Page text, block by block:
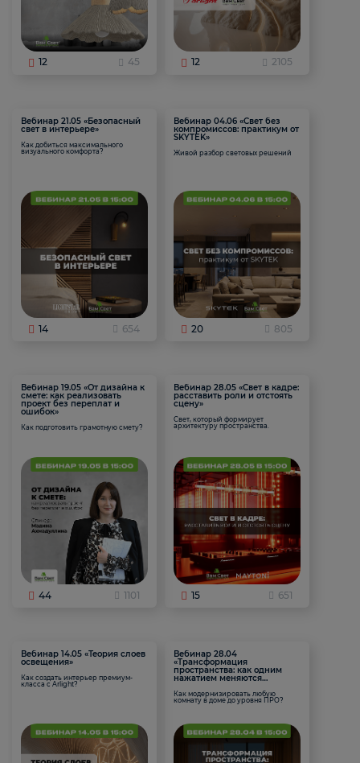
12 45 12 2105
Вебинар 21.05 «Безопасный
свет в интерьере»
Как добиться максимального
визуального комфорта?
14 654
Вебинар 04.06 «Свет без
компромиссов: практикум от
SKYTEK»
Живой разбор световых решений
20 805
Вебинар 19.05 «От дизайна к
смете: как реализовать
проект без переплат и
ошибок»
Как подготовить грамотную смету?
44 1101
Вебинар 28.05 «Свет в кадре:
расставить роли и отстоять
сцену»
Свет, который формирует
архитектуру пространства.
15 651
Вебинар 14.05 «Теория слоев
освещения»
Как создать интерьер премиум-
класса с Arlight?
Вебинар 28.04
«Трансформация
пространства: как одним
нажатием меняются
Как модернизировать любую
комнату в доме до уровня ПРО?